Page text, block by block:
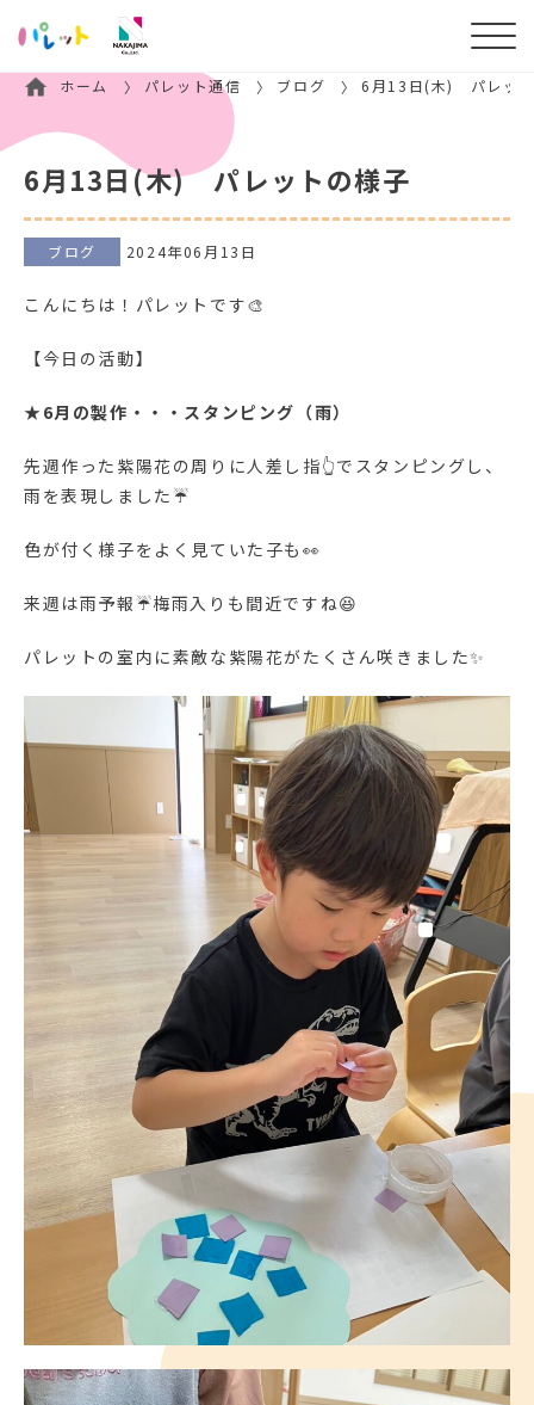
ホーム パレット通信 ブログ 6月13日(木) パレッ
6月13日(木) パレットの様子
ブログ 2024年06月13日
こんにちは！パレットです🎨
【今日の活動】
★ 6月の製作・・・スタンピング（雨）
先週作った紫陽花の周りに人差し指👆でスタンピングし、
雨を表現しました☔
色が付く様子をよく見ていた子も👀
来週は雨予報☔梅雨入りも間近ですね😆
パレットの室内に素敵な紫陽花がたくさん咲きました✨